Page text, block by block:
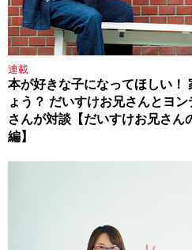
連載
本が好きな子になってほしい！
ょう？ だいすけお兄さんとヨ
さんが対談【だいすけお兄さん
編】